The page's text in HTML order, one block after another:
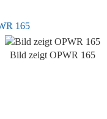
Bild zeigt OPWR 165